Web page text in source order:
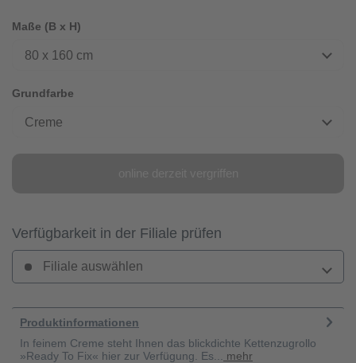
Maße (B x H)
80 x 160 cm
Grundfarbe
Creme
Verfügbarkeit in der Filiale prüfen
Filiale auswählen
Produktinformationen
In feinem Creme steht Ihnen das blickdichte Kettenzugrollo
»Ready To Fix« hier zur Verfügung. Es...
mehr